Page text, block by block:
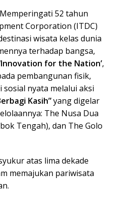
52 tahun
Corporation (ITDC)
wisata kelas dunia
terhadap bangsa,
for the Nation’,
pembangunan fisik,
nyata melalui aksi
Kasih”yang digelar
The Nusa Dua
Tengah), dan The Golo
atas lima dekade
memajukan pariwisata